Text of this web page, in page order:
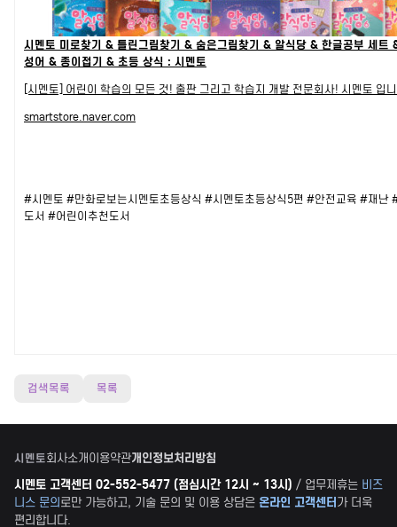
시멘토 미로찾기 & 틀린그림찾기 & 숨은그림찾기 & 알식당 & 한글공부 세
성어 & 종이접기 & 초등 상식 : 시멘토
[시멘토] 어린이 학습의 모든 것! 출판 그리고 학습지 개발 전문회사! 시멘토 입
smartstore.naver.com
#시멘토 #만화로보는시멘토초등상식 #시멘토초등상식5편 #안전교육 #재난
도서 #어린이추천도서
검색목록 목록
시멘토회사소개이용약관개인정보처리방침
시멘토 고객센터 02-552-5477 (점심시간 12시 ~ 13시) / 업무제휴는 비즈
니스 문의로만 가능하고, 기술 문의 및 이용 상담은 온라인 고객센터가 더욱
편리합니다.